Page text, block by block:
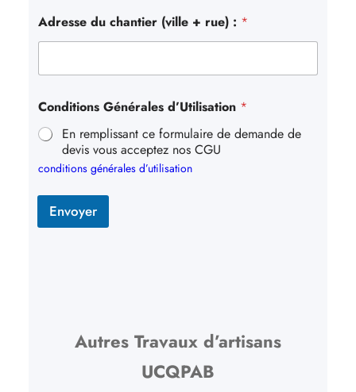
Adresse du chantier (ville + rue) : *
Conditions Générales d’Utilisation *
En remplissant ce formulaire de demande de
devis vous acceptez nos CGU
conditions générales d’utilisation
Envoyer
Autres Travaux d’artisans
UCQPAB